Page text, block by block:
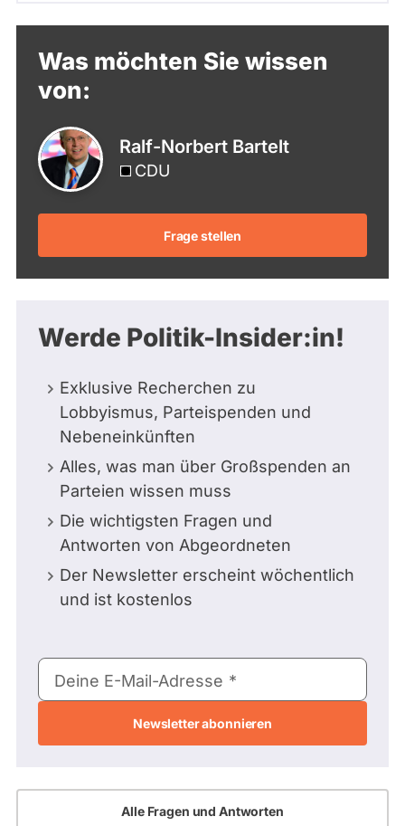
Was möchten Sie wissen
von:
Ralf-Norbert Bartelt
CDU
Frage stellen
Werde Politik-Insider:in!
Exklusive Recherchen zu
Lobbyismus, Parteispenden und
Nebeneinkünften
Alles, was man über Großspenden an
Parteien wissen muss
Die wichtigsten Fragen und
Antworten von Abgeordneten
Der Newsletter erscheint wöchentlich
und ist kostenlos
E-
Mail-
Deine E-Mail-Adresse
Alle Fragen und Antworten